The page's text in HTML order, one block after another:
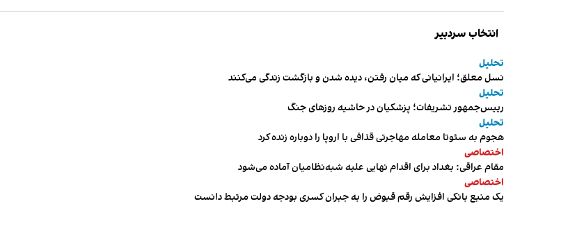
انتخاب سردبیر
تحلیل
نسل معلق؛ ایرانیانی که میان رفتن، دیده شدن و بازگشت زندگی می‌کنند
تحلیل
رییس‌جمهور تشریفات؛ پزشکیان در حاشیه روزهای جنگ
تحلیل
هجوم به سئوتا معامله مهاجرتی قذافی با اروپا را دوباره زنده کرد
اختصاصی
مقام عراقی: بغداد برای اقدام نهایی علیه شبه‌نظامیان آماده می‌شود
اختصاصی
یک منبع بانکی افزایش رقم قبوض را به جبران کسری بودجه دولت مرتبط دانست